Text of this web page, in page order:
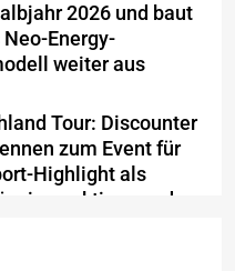
2026 und baut
Energy-
weiter aus
Tour: Discounter
zum Event für
Highlight als
einen aktiven und